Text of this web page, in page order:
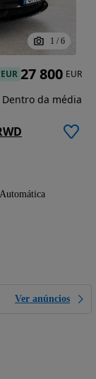
1 / 6
Automática
Ver anúncios
27 800 EUR
Dentro da média